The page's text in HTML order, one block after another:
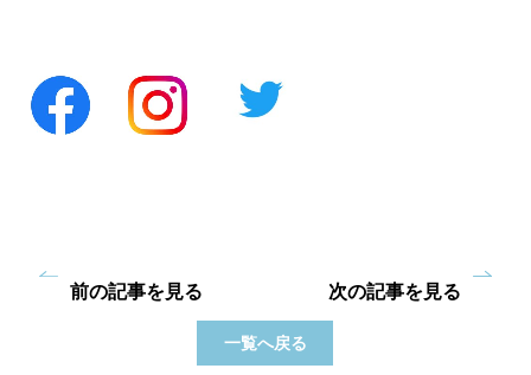
前の記事を見る
一覧へ戻る
次の記事を見る